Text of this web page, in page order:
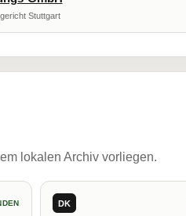
Stuttgart
lokalen Archiv vorliegen.
DK